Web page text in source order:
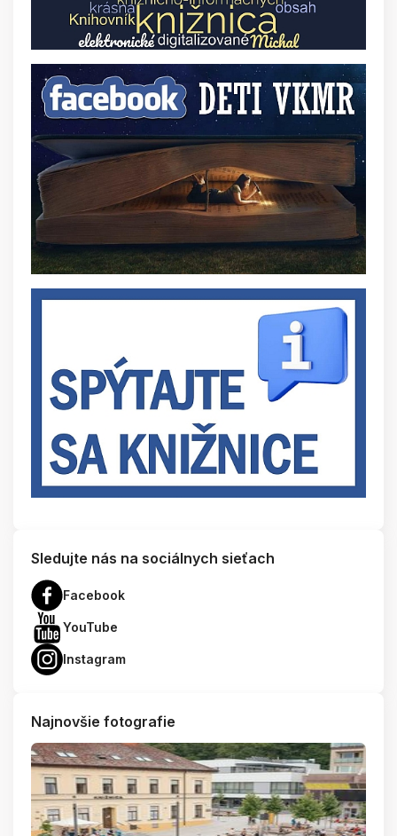
Sledujte nás na sociálnych sieťach
Facebook
YouTube
Instagram
Najnovšie fotografie